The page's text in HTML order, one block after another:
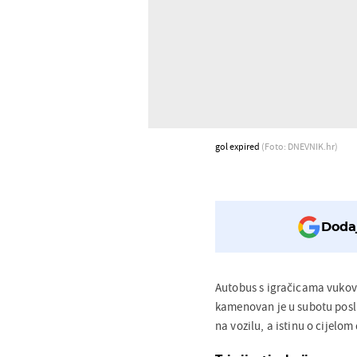
gol expired (Foto: DNEVNIK.hr)
Autobus s igračicama
kamenovan je u subotu
na vozilu, a istinu o